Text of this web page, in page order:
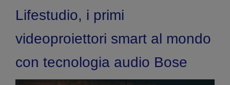
Eventi
Search
for:
Lifestudio, i primi
videoproiettori smart al mondo
con tecnologia audio Bose